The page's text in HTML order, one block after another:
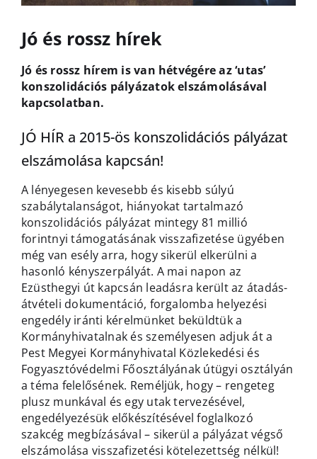
Jó és rossz hírek
Jó és rossz hírem is van hétvégére az ‘utas’
konszolidációs pályázatok elszámolásával
kapcsolatban.
JÓ HÍR a 2015-ös konszolidációs pályázat
elszámolása kapcsán!
A lényegesen kevesebb és kisebb súlyú
szabálytalanságot, hiányokat tartalmazó
konszolidációs pályázat mintegy 81 millió
forintnyi támogatásának visszafizetése ügyében
még van esély arra, hogy sikerül elkerülni a
hasonló kényszerpályát. A mai napon az
Ezüsthegyi út kapcsán leadásra került az átadás-
átvételi dokumentáció, forgalomba helyezési
engedély iránti kérelmünket beküldtük a
Kormányhivatalnak és személyesen adjuk át a
Pest Megyei Kormányhivatal Közlekedési és
Fogyasztóvédelmi Főosztályának útügyi osztályán
a téma felelősének. Reméljük, hogy – rengeteg
plusz munkával és egy utak tervezésével,
engedélyezésük előkészítésével foglalkozó
szakcég megbízásával – sikerül a pályázat végső
elszámolása visszafizetési kötelezettség nélkül!